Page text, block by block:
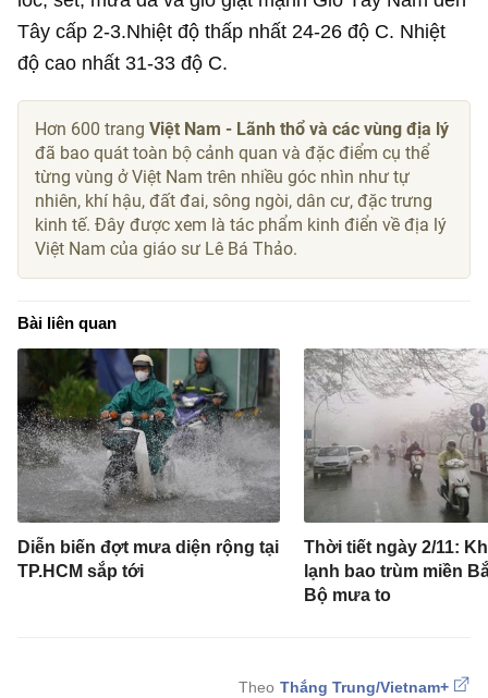
Tây cấp 2-3.Nhiệt độ thấp nhất 24-26 độ C. Nhiệt
độ cao nhất 31-33 độ C.
Hơn 600 trangViệt Nam - Lãnh thổ và các vùng địa lý
đã bao quát toàn bộ cảnh quan và đặc điểm cụ thể
từng vùng ở Việt Nam trên nhiều góc nhìn như tự
nhiên, khí hậu, đất đai, sông ngòi, dân cư, đặc trưng
kinh tế. Đây được xem là tác phẩm kinh điển về địa lý
Việt Nam của giáo sư Lê Bá Thảo.
Bài liên quan
Diễn biến đợt mưa diện rộng tại
TP.HCM sắp tới
Thời tiết ngày 2/11:
lạnh bao trùm miền
Bộ mưa to
Thắng Trung/Vietnam+